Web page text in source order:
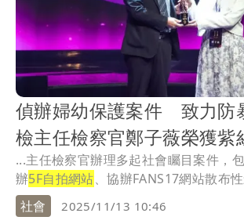
偵辦婦幼保護案件 致力防
檢主任檢察官鄭子薇榮獲紫
...主任檢察官辦理多起社會矚目案件，
辦5F自拍網站、協辦FANS17網站散布
社會
2025/11/13 10:46